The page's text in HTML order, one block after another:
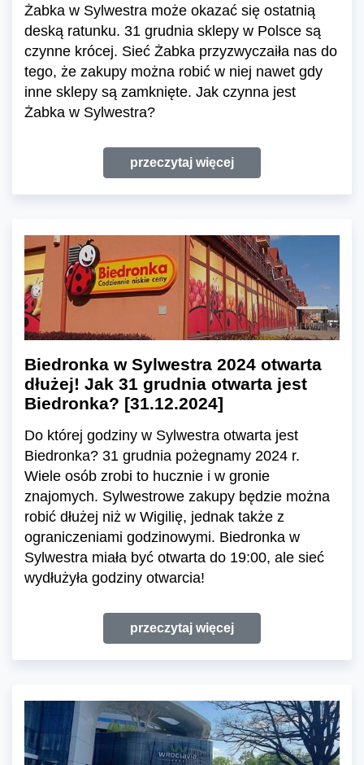
Żabka w Sylwestra może okazać się ostatnią
deską ratunku. 31 grudnia sklepy w Polsce są
czynne krócej. Sieć Żabka przyzwyczaiła nas do
tego, że zakupy można robić w niej nawet gdy
inne sklepy są zamknięte. Jak czynna jest
Żabka w Sylwestra?
przeczytaj więcej
Biedronka w Sylwestra 2024 otwarta
dłużej! Jak 31 grudnia otwarta jest
Biedronka? [31.12.2024]
Do której godziny w Sylwestra otwarta jest
Biedronka? 31 grudnia pożegnamy 2024 r.
Wiele osób zrobi to hucznie i w gronie
znajomych. Sylwestrowe zakupy będzie można
robić dłużej niż w Wigilię, jednak także z
ograniczeniami godzinowymi. Biedronka w
Sylwestra miała być otwarta do 19:00, ale sieć
wydłużyła godziny otwarcia!
przeczytaj więcej